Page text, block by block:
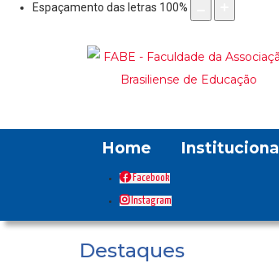
Espaçamento das letras 100%
Home Institucional
Facebook
Instagram
Destaques